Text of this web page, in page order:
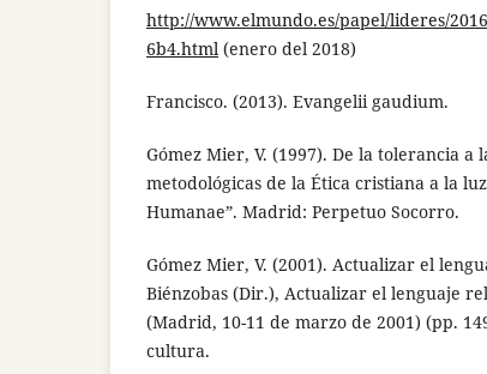
http://www.elmundo.es/papel/lideres/
6b4.html (enero del 2018)
Francisco. (2013). Evangelii gaudium.
Gómez Mier, V. (1997). De la tolerancia
metodológicas de la Ética cristiana a la
Humanae”. Madrid: Perpetuo Socorro.
Gómez Mier, V. (2001). Actualizar el
Biénzobas (Dir.), Actualizar el lenguaje
(Madrid, 10-11 de marzo de 2001) (pp.
cultura.